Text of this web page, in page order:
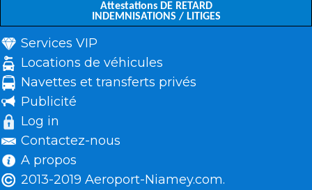
Attestations DE RETARD
INDEMNISATIONS / LITIGES
Services VIP
Locations de véhicules
Navettes et transferts privés
Publicité
Log in
Contactez-nous
A propos
2013-2019 Aeroport-Niamey.com.